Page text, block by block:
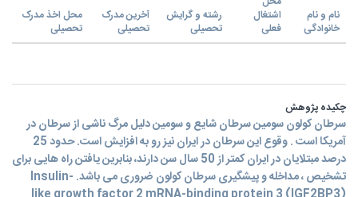
نام و نام
خانوادگی
اشتغال
فعلی
رشته و گرایش
تحصیلی
آخرین مدرک
تحصیلی
محل اخذ مدرک
تحصیلی
چکیده پژوهش
سرطان کولون سومین سرطان شایع و سومین دلیل مرگ ناشی از سرطان در
آمریکا است . وقوع این سرطان در ایران نیز رو به افزایش است. حدود 25
درصد مبتلایان در ایران کمتر از 50 سال سن دارند، بنابرین یافتن راه هایی برای
تشخیص ، مداخله و پیشگیری سرطان کولون ضروری می باشد. Insulin-